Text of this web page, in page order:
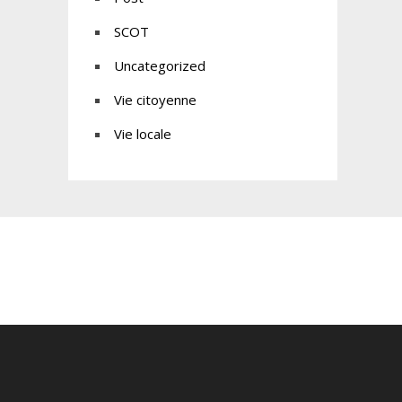
SCOT
Uncategorized
Vie citoyenne
Vie locale